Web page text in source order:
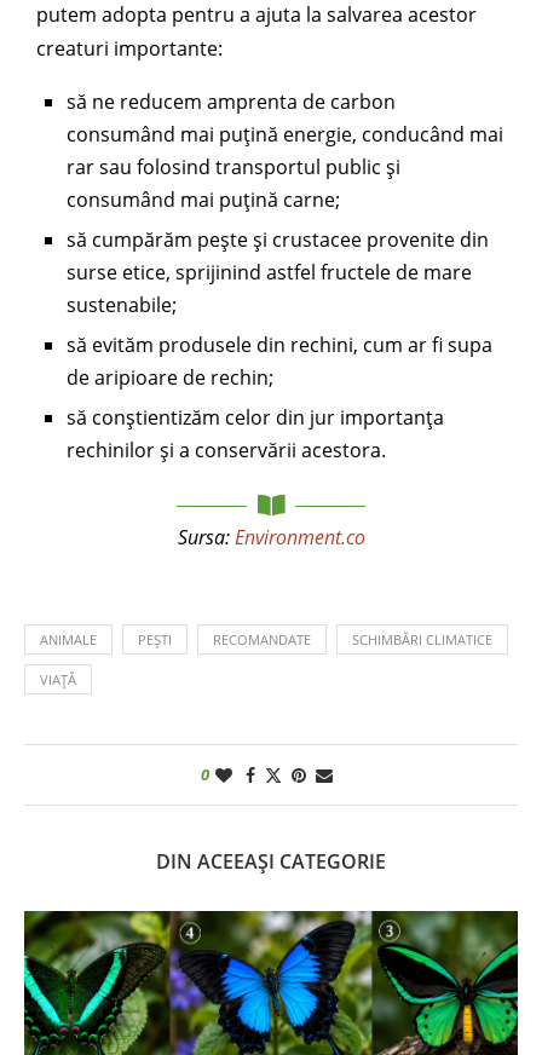
putem adopta pentru a ajuta la salvarea acestor
creaturi importante:
să ne reducem amprenta de carbon
consumând mai puțină energie, conducând mai
rar sau folosind transportul public și
consumând mai puțină carne;
să cumpărăm pește și crustacee provenite din
surse etice, sprijinind astfel fructele de mare
sustenabile;
să evităm produsele din rechini, cum ar fi supa
de aripioare de rechin;
să conștientizăm celor din jur importanța
rechinilor și a conservării acestora.
Sursa:Environment.co
ANIMALE PEȘTI RECOMANDATE SCHIMBĂRI CLIMATICE
VIAȚĂ
0
DIN ACEEAȘI CATEGORIE